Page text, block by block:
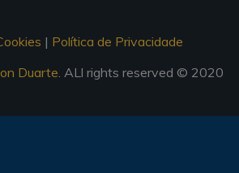
| Política de Privacidade
Duarte . ALl rights reserved © 2020